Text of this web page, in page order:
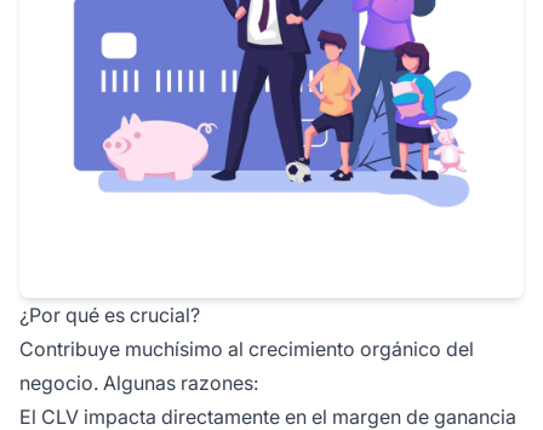
¿Por qué es crucial?
Contribuye muchísimo al crecimiento orgánico del
negocio. Algunas razones:
El CLV impacta directamente en el margen de ganancia